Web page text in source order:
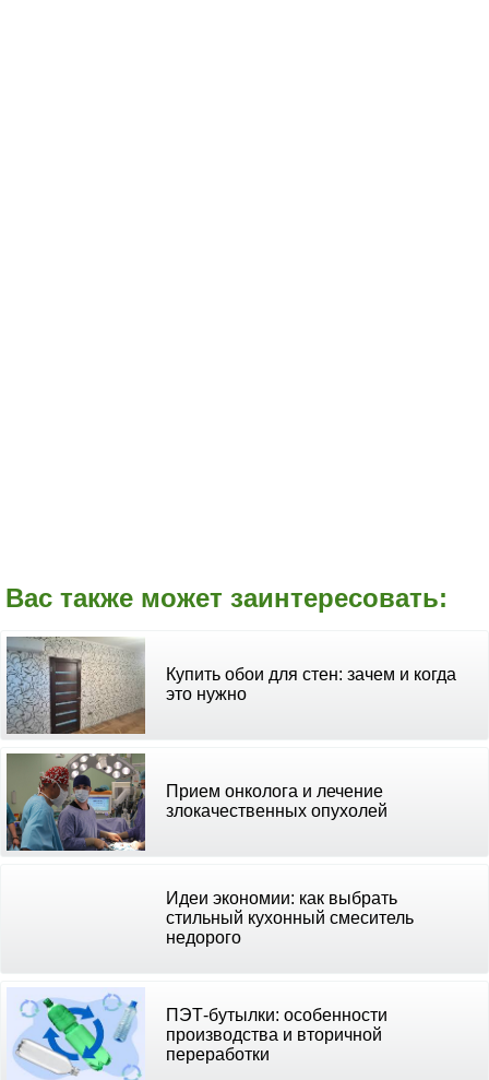
Вас также может заинтересовать:
Купить обои для стен: зачем и когда
это нужно
Прием онколога и лечение
злокачественных опухолей
Идеи экономии: как выбрать
стильный кухонный смеситель
недорого
ПЭТ-бутылки: особенности
производства и вторичной
переработки